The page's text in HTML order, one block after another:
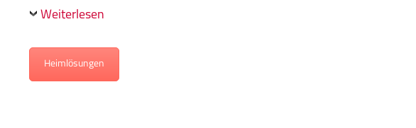
Weiterlesen
Heimlösungen